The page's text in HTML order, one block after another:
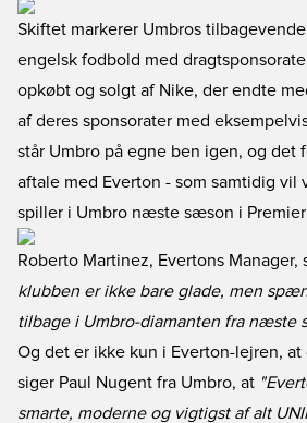
Skiftet markerer Umbros
engelsk fodbold med
opkøbt og solgt af Nike, der endte
af deres sponsorater med
står Umbro på egne ben igen, og det
aftale med Everton - som samtidig
spiller i Umbro næste sæson i Premier
Roberto Martinez, Evertons Manager,
klubben er ikke bare glade, men
tilbage i Umbro-diamanten fra næste
Og det er ikke kun i Everton-lejren, at
siger Paul Nugent fra Umbro, at
smarte, moderne og vigtigst af alt